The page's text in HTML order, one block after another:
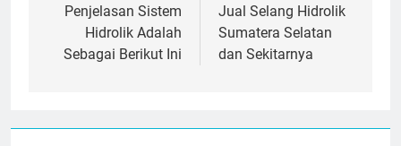
navigation
Penjelasan Sistem
Hidrolik Adalah
Sebagai Berikut Ini
Jual Selang Hidrolik
Sumatera Selatan
dan Sekitarnya